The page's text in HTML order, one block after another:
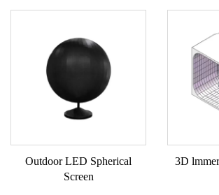
Outdoor LED Spherical
Screen
3D